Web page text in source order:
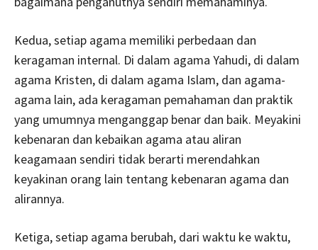
Kedua, setiap agama memiliki perbedaan dan
keragaman internal. Di dalam agama Yahudi, di dalam
agama Kristen, di dalam agama Islam, dan agama-
agama lain, ada keragaman pemahaman dan praktik
yang umumnya menganggap benar dan baik. Meyakini
kebenaran dan kebaikan agama atau aliran
keagamaan sendiri tidak berarti merendahkan
keyakinan orang lain tentang kebenaran agama dan
alirannya.
Ketiga, setiap agama berubah, dari waktu ke waktu,